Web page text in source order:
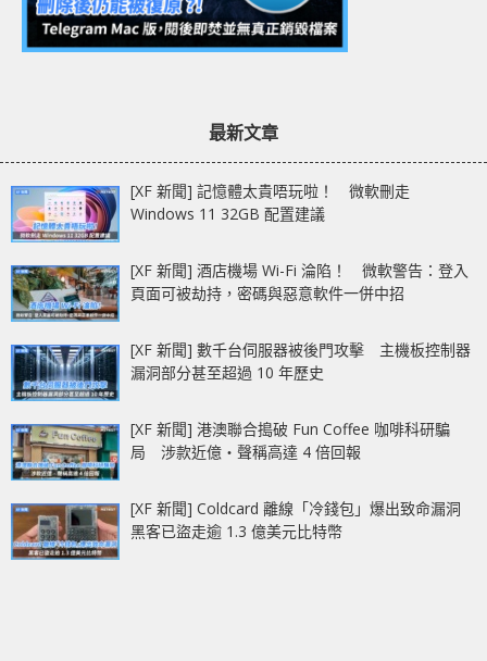
最新文章
[XF 新聞] 記憶體太貴唔玩啦！ 微軟刪走
Windows 11 32GB 配置建議
[XF 新聞] 酒店機場 Wi-Fi 淪陷！ 微軟警告：登入
頁面可被劫持，密碼與惡意軟件一併中招
[XF 新聞] 數千台伺服器被後門攻擊 主機板控制器
漏洞部分甚至超過 10 年歷史
[XF 新聞] 港澳聯合搗破 Fun Coffee 咖啡科研騙
局 涉款近億‧聲稱高達 4 倍回報
[XF 新聞] Coldcard 離線「冷錢包」爆出致命漏洞
黑客已盜走逾 1.3 億美元比特幣